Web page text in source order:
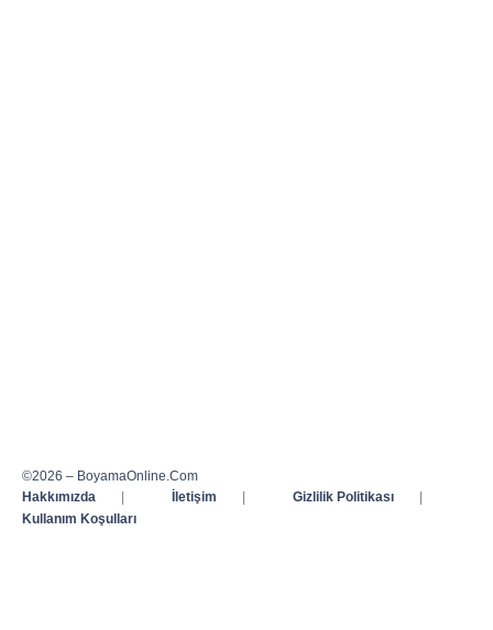
©2026 – BoyamaOnline.Com
Hakkımızda
| İletişim | Gizlilik Politikası
|
Kullanım Koşulları